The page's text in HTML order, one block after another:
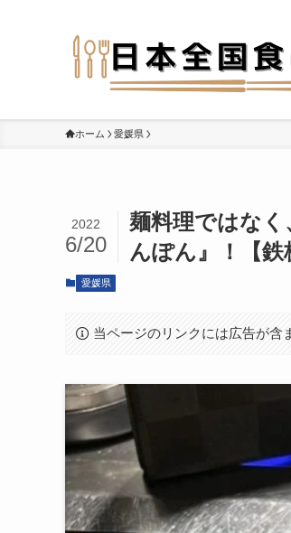
ホーム 愛媛県
麺料理ではな
んぽん』！【
2022
6/20
愛媛県
当ページのリンクには広告が含